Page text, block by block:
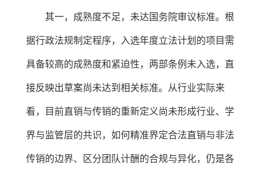
其一，成熟度不足，未达国务院审议标准。根
据行政法规制定程序，入选年度立法计划的项目需
具备较高的成熟度和紧迫性，两部条例未入选，直
接反映出草案尚未达到相关标准。从行业实际来
看，目前直销与传销的重新定义尚未形成行业、学
界与监管层的共识，如何精准界定合法直销与非法
传销的边界、区分团队计酬的合规与异化，仍是各